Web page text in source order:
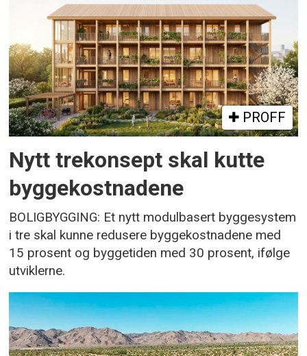
PROFF
Nytt trekonsept skal kutte
byggekostnadene
BOLIGBYGGING: Et nytt modulbasert byggesystem
i tre skal kunne redusere byggekostnadene med
15 prosent og byggetiden med 30 prosent, ifølge
utviklerne.